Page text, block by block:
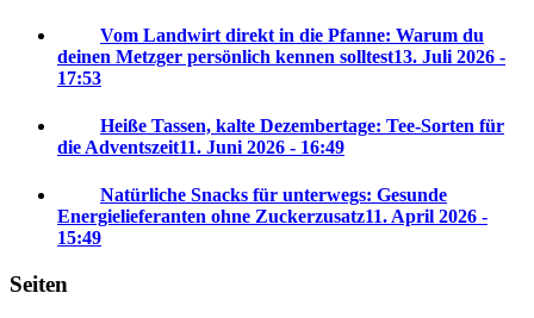
Vom Landwirt direkt in die Pfanne: Warum du
deinen Metzger persönlich kennen solltest13. Juli 2026 -
17:53
Heiße Tassen, kalte Dezembertage: Tee-Sorten für
die Adventszeit11. Juni 2026 - 16:49
Natürliche Snacks für unterwegs: Gesunde
Energielieferanten ohne Zuckerzusatz11. April 2026 -
15:49
Seiten